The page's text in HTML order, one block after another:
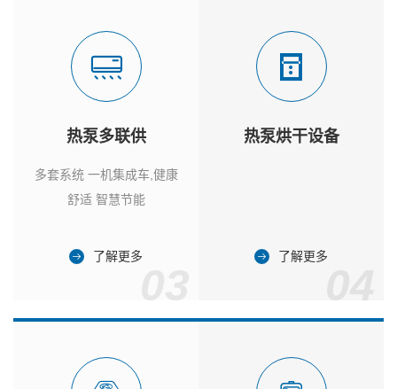
热泵多联供
多套系统 一机集成车,健康
舒适 智慧节能
了解更多
热泵烘干设备
了解更多